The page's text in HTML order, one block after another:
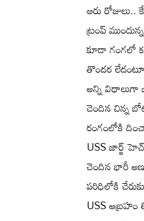
ఆరు
ట్రంప్‌
కూడా గంగలో
తొందర
అన్ని విధాలుగా
చెందిన చిన్న
రంగంలోకి
USS జార్జ్
చెందిన భారీ
పరిధిలోకి
USS అబ్రహం